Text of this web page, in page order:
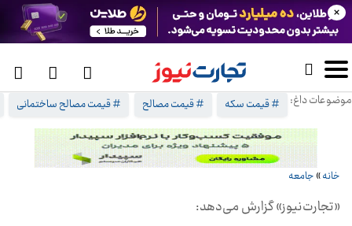
موضوعات داغ: # قیمت سکه # قیمت مصالح # قیمت مصالح ساختمانی
×
خانه» جامعه
«تجارت‌نیوز» گزارش می‌دهد: